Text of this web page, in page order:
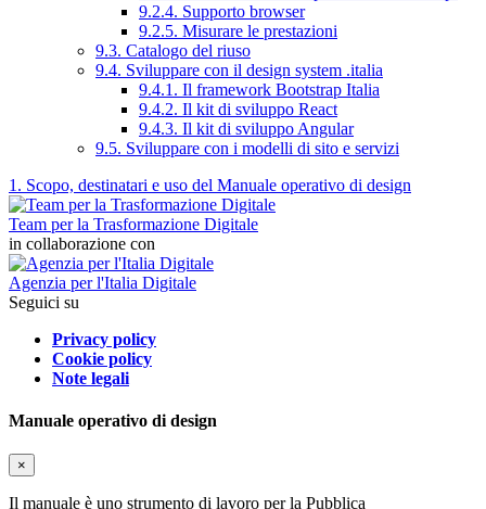
9.2.4. Supporto browser
9.2.5. Misurare le prestazioni
9.3. Catalogo del riuso
9.4. Sviluppare con il design system .italia
9.4.1. Il framework Bootstrap Italia
9.4.2. Il kit di sviluppo React
9.4.3. Il kit di sviluppo Angular
9.5. Sviluppare con i modelli di sito e servizi
1. Scopo, destinatari e uso del Manuale operativo di design
Team per la Trasformazione Digitale
in collaborazione con
Agenzia per l'Italia Digitale
Seguici su
Privacy policy
Cookie policy
Note legali
Manuale operativo di design
×
Il manuale è uno strumento di lavoro per la Pubblica